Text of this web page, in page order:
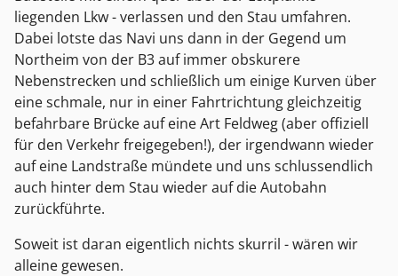
liegenden Lkw - verlassen und den Stau umfahren.
Dabei lotste das Navi uns dann in der Gegend um
Northeim von der B3 auf immer obskurere
Nebenstrecken und schließlich um einige Kurven über
eine schmale, nur in einer Fahrtrichtung gleichzeitig
befahrbare Brücke auf eine Art Feldweg (aber offiziell
für den Verkehr freigegeben!), der irgendwann wieder
auf eine Landstraße mündete und uns schlussendlich
auch hinter dem Stau wieder auf die Autobahn
zurückführte.
Soweit ist daran eigentlich nichts skurril - wären wir
alleine gewesen.